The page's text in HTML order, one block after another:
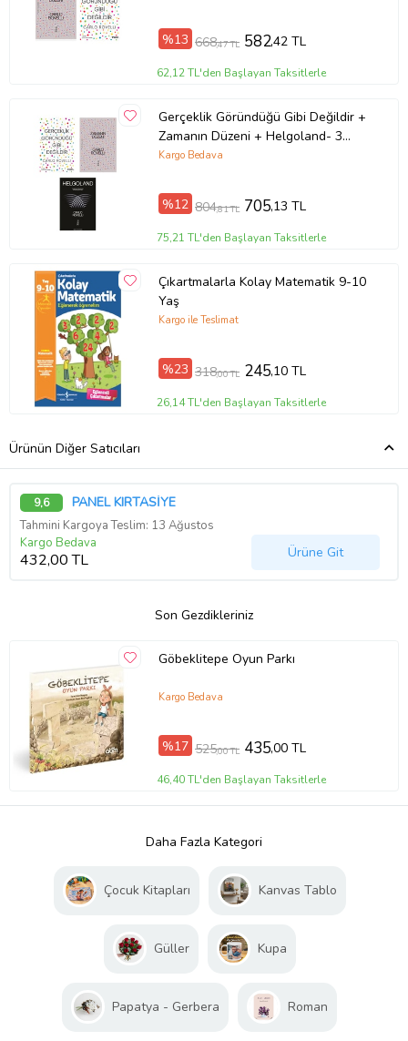
%13 668,47 TL 582,42 TL
62,12 TL'den Başlayan Taksitlerle
Gerçeklik Göründüğü Gibi Değildir +
Zamanın Düzeni + Helgoland- 3
Kitap Set - Iş Bankası Özel Set
Kargo Bedava
%12 804,81 TL 705,13 TL
75,21 TL'den Başlayan Taksitlerle
Çıkartmalarla Kolay Matematik 9-10
Yaş
Kargo ile Teslimat
%23 318,00 TL 245,10 TL
26,14 TL'den Başlayan Taksitlerle
Ürünün Diğer Satıcıları
9,6 PANEL KIRTASİYE
Tahmini Kargoya Teslim: 13 Ağustos
Kargo Bedava
432,00 TL Ürüne Git
Son Gezdikleriniz
Göbeklitepe Oyun Parkı
Kargo Bedava
%17 525,00 TL 435,00 TL
46,40 TL'den Başlayan Taksitlerle
Daha Fazla Kategori
Çocuk Kitapları Kanvas Tablo
Güller Kupa
Papatya - Gerbera Roman